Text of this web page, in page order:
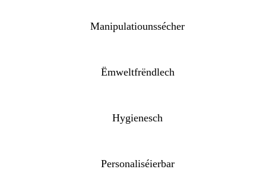
Manipulatiounssécher
Ëmweltfrëndlech
Hygienesch
Personaliséierbar